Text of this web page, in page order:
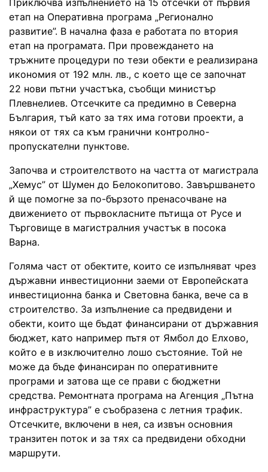
етап на Оперативна програма „Регионално
развитие”. В начална фаза е работата по втория
етап на програмата. При провеждането на
тръжните процедури по тези обекти е реализирана
икономия от 192 млн. лв., с което ще се започнат
22 нови пътни участъка, съобщи министър
Плевнелиев. Отсечките са предимно в Северна
България, тъй като за тях има готови проекти, а
някои от тях са към гранични контролно-
пропускателни пунктове.
Започва и строителството на частта от магистрала
„Хемус” от Шумен до Белокопитово. Завършването
й ще помогне за по-бързото пренасочване на
движението от първокласните пътища от Русе и
Търговище в магистралния участък в посока
Варна.
Голяма част от обектите, които се изпълняват чрез
държавни инвестиционни заеми от Европейската
инвестиционна банка и Световна банка, вече са в
строителство. За изпълнение са предвидени и
обекти, които ще бъдат финансирани от държавния
бюджет, като например пътя от Ямбол до Елхово,
който е в изключително лошо състояние. Той не
може да бъде финансиран по оперативните
програми и затова ще се прави с бюджетни
средства. Ремонтната програма на Агенция „Пътна
инфраструктура” е съобразена с летния трафик.
Отсечките, включени в нея, са извън основния
транзитен поток и за тях са предвидени обходни
маршрути.